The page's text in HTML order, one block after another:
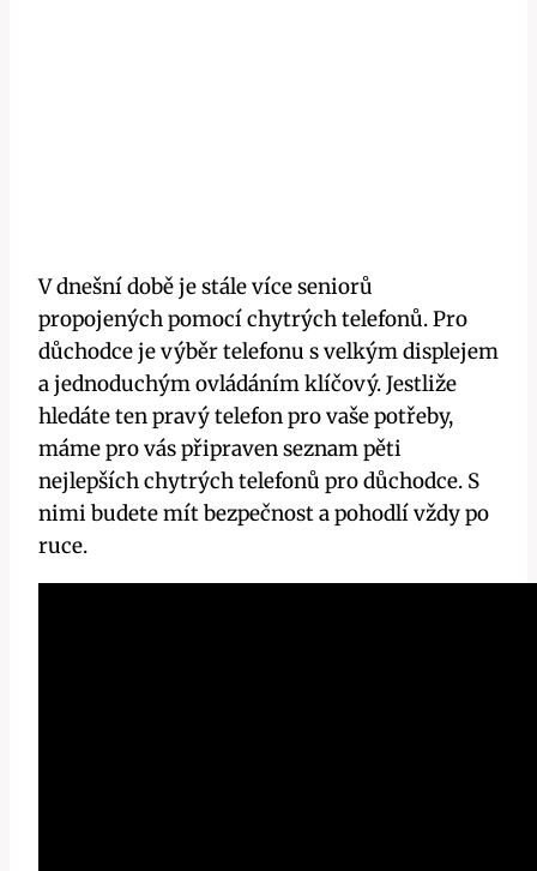
V dnešní době je stále více seniorů
propojených pomocí chytrých telefonů. Pro
důchodce je výběr telefonu s velkým displejem
a jednoduchým ovládáním klíčový. Jestliže
hledáte ten pravý telefon pro vaše potřeby,
máme pro vás připraven seznam pěti
nejlepších chytrých telefonů pro důchodce. S
nimi budete mít bezpečnost a pohodlí vždy po
ruce.